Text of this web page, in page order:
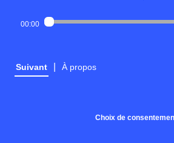
00:00
Suivant À propos
Choix de